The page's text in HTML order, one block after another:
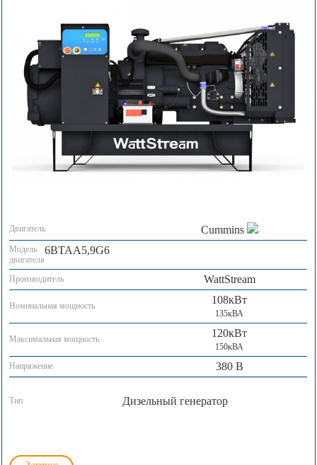
Двигатель Cummins
Модель
двигателя
6BTAA5,9G6
Производитель WattStream
Номинальная мощность 108кВт
135кВА
Максимальная мощность 120кВт
150кВА
Напряжение
380 В
Тип Дизельный генератор